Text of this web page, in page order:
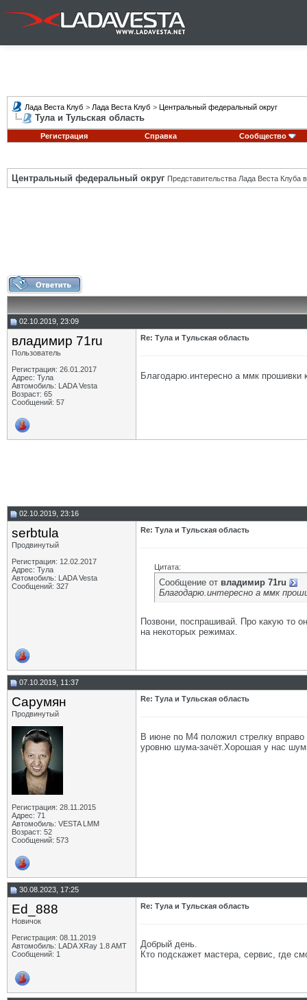
Лада Веста Клуб > Лада Веста Клуб > Центральный федеральный округ
Тула и Тульская область
Регистрация Справка Сообщество
Центральный федеральный округ Представительства Лада Веста Клуба
02.10.2019, 23:09
владимир 71ru
Пользователь
Регистрация: 26.01.2017
Адрес: Тула
Автомобиль: LADA Vesta
Возраст: 65
Сообщений: 57
Re: Тула и Тульская область
Благодарю.интересно а ммк прошивки
02.10.2019, 23:16
serbtula
Продвинутый
Регистрация: 12.02.2017
Адрес: Тула
Автомобиль: LADA Vesta
Сообщений: 327
Re: Тула и Тульская область
Цитата:
Сообщение от владимир 71ru
Благодарю.интересно а ммк
Позвони, поспрашивай. Про какую то
на некоторых режимах.
07.10.2019, 11:37
Сарумян
Продвинутый
Регистрация: 28.11.2015
Адрес: 71
Автомобиль: VESTA LMM
Возраст: 52
Сообщений: 573
Re: Тула и Тульская область
В июне по М4 положил стрелку вправо
уровню шума-зачёт.Хорошая у нас
30.08.2023, 17:25
Ed_888
Новичок
Регистрация: 08.11.2019
Автомобиль: LADA XRay 1.8 AMT
Сообщений: 1
Re: Тула и Тульская область
Добрый день.
Кто подскажет мастера, сервис, где